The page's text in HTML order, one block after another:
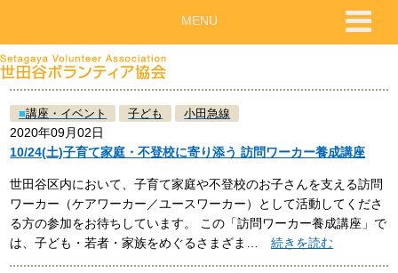
■講座・イベント 子ども 小田急線
2020年09月02日
10/24(土)子育て家庭・不登校に寄り添う 訪問ワーカー養成講座
世田谷区内において、子育て家庭や不登校のお子さんを支える訪問
ワーカー（ケアワーカー／ユースワーカー）として活動してくださ
る方の参加をお待ちしています。 この「訪問ワーカー養成講座」で
は、子ども・若者・家族をめぐるさまざま…続きを読む
MENU